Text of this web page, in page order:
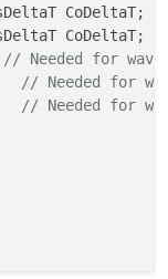
CoDeltaT;
CoDeltaT;
// Needed for
// Needed for
// Needed for